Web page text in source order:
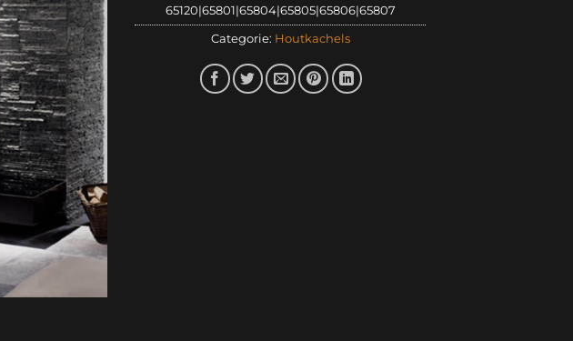
65120|65801|65804|65805|65806|65807
Categorie: Houtkachels